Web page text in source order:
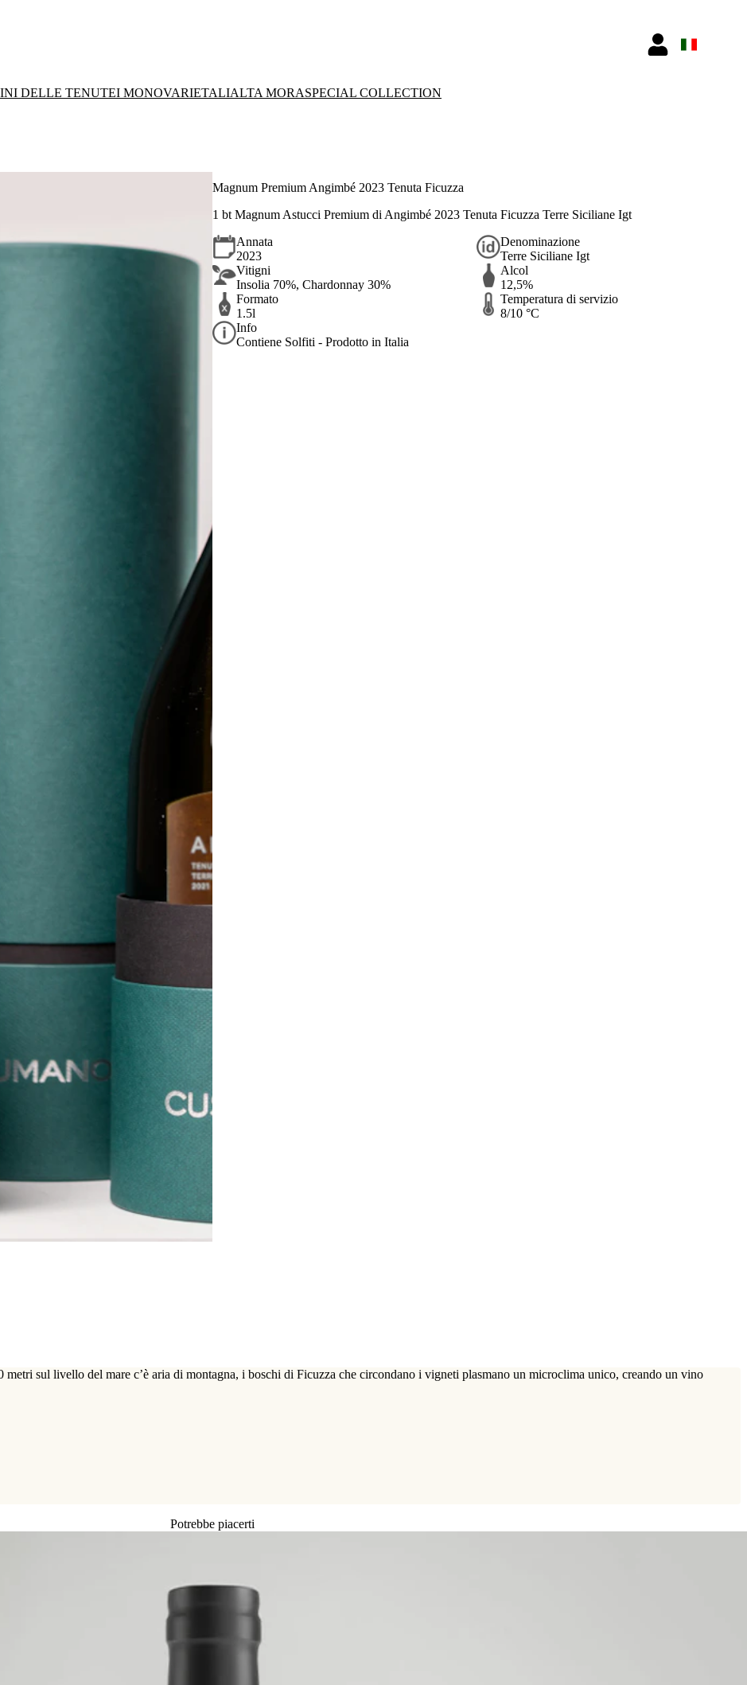
DELLE TENUTEI MONOVARIETALIALTA MORASPECIAL COLLECTION
Magnum Premium Angimbé 2023 Tenuta Ficuzza
1 bt Magnum Astucci Premium di Angimbé 2023 Tenuta Ficuzza Terre Siciliane Igt
Annata
2023
Denominazione
Terre Siciliane Igt
Vitigni
Insolia 70%, Chardonnay 30%
Alcol
12,5%
Formato
1.5l
Temperatura di servizio
8/10 °C
Info
Contiene Solfiti - Prodotto in Italia
sul livello del mare c’è aria di montagna, i boschi di Ficuzza che circondano i vigneti plasmano un microclima unico, creando un vino
Potrebbe piacerti